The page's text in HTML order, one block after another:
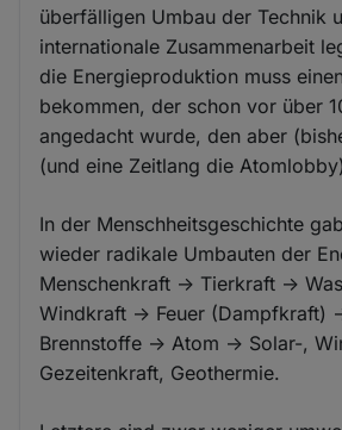
überfälligen Umbau der Technik
internationale Zusammenarbeit
die Energieproduktion muss
bekommen, der schon vor über
angedacht wurde, den aber
(und eine Zeitlang die
In der Menschheitsgeschichte
wieder radikale Umbauten der
Menschenkraft -> Tierkraft ->
Windkraft -> Feuer (Dampfkraft)
Brennstoffe -> Atom -> Solar-,
Gezeitenkraft, Geothermie.